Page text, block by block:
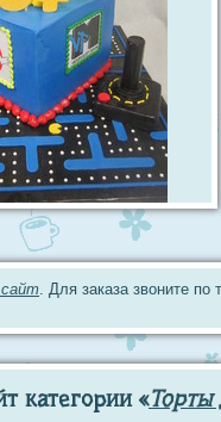
. Для заказа звоните по
категории «Торты